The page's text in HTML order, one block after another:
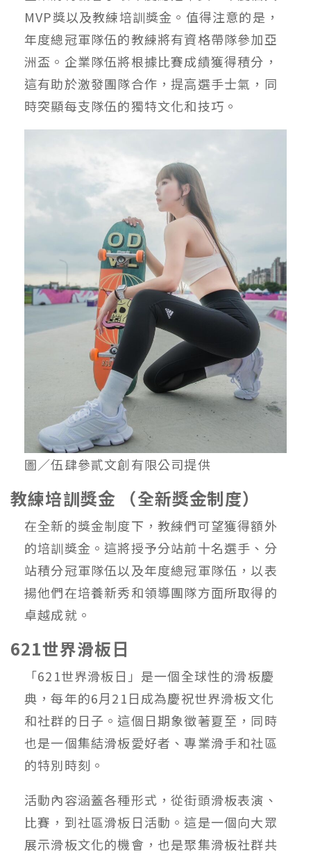
MVP獎以及教練培訓獎⾦。值得注意的是，
年度總冠軍隊伍的教練將有資格帶隊參加亞
洲盃。企業隊伍將根據比賽成績獲得積分，
這有助於激發團隊合作，提⾼選⼿⼠氣，同
時突顯每⽀隊伍的獨特⽂化和技巧。
圖／伍肆參貳文創有限公司提供
教練培訓獎⾦ （全新獎⾦制度）
在全新的獎⾦制度下，教練們可望獲得額外
的培訓獎⾦。這將授予分站前⼗名選⼿、分
站積分冠軍隊伍以及年度總冠軍隊伍，以表
揚他們在培養新秀和領導團隊⽅⾯所取得的
卓越成就。
621世界滑板⽇
「621世界滑板⽇」是⼀個全球性的滑板慶
典，每年的6⽉21⽇成為慶祝世界滑板⽂化
和社群的⽇⼦。這個⽇期象徵著夏⾄，同時
也是⼀個集結滑板愛好者、專業滑⼿和社區
的特別時刻。
活動內容涵蓋各種形式，從街頭滑板表演、
比賽，到社區滑板⽇活動。這是⼀個向⼤眾
展⽰滑板⽂化的機會，也是聚集滑板社群共